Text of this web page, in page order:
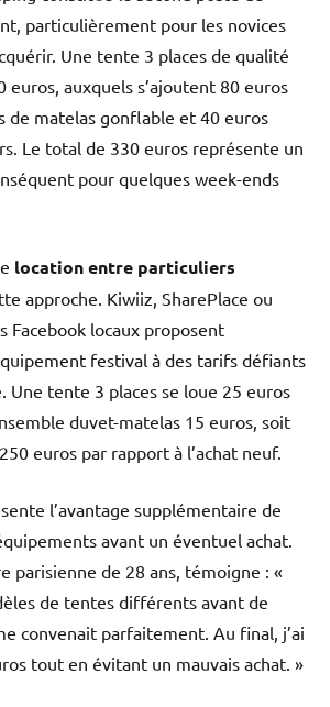
particulièrement pour les novices
Une tente 3 places de qualité
euros, auxquels s’ajoutent 80 euros
de matelas gonflable et 40 euros
Le total de 330 euros représente un
pour quelques week-ends
location entre particuliers
approche. Kiwiiz, SharePlace ou
Facebook locaux proposent
festival à des tarifs défiants
Une tente 3 places se loue 25 euros
duvet-matelas 15 euros, soit
euros par rapport à l’achat neuf.
l’avantage supplémentaire de
avant un éventuel achat.
parisienne de 28 ans, témoigne : «
de tentes différents avant de
convenait parfaitement. Au final, j’ai
tout en évitant un mauvais achat. »